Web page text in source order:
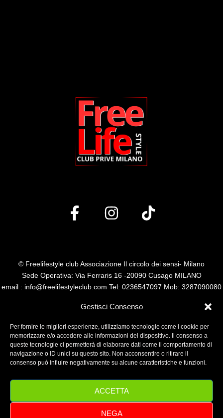
Gestisci Consenso
Per fornire le migliori esperienze, utilizziamo tecnologie come i cookie per
memorizzare e/o accedere alle informazioni del dispositivo. Il consenso a
queste tecnologie ci permetterà di elaborare dati come il comportamento di
navigazione o ID unici su questo sito. Non acconsentire o ritirare il
consenso può influire negativamente su alcune caratteristiche e funzioni.
ACCETTA
NEGA
© Freelifestyle club Associazione Il circolo dei sensi- Milano
Sede Operativa: Via Ferraris 16 -20090 Cusago MILANO
email : info@freelifestyleclub.com Tel: 0236547097 Mob: 3287090080